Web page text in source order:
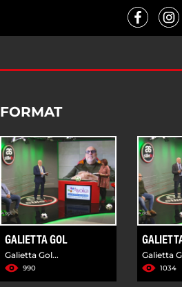
FORMAT
GALIETTA GOL
Galietta Gol...
990
Galietta
1034